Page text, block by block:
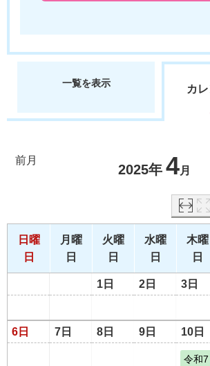
一覧を表示 カ
前月
2025年 4月
日曜
日
月曜
日
火曜
日
水曜
日
木曜
日
1日 2日 3日
6日 7日 8日 9日 10日
令和7